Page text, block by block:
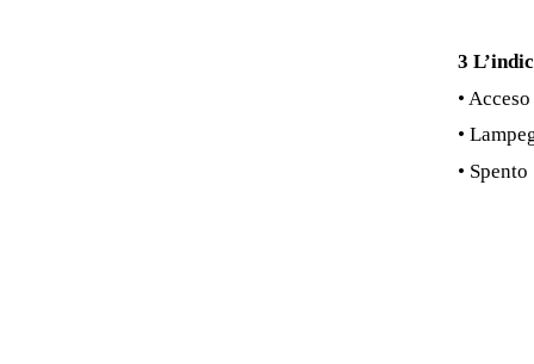
3
• Acceso
•
• Spento